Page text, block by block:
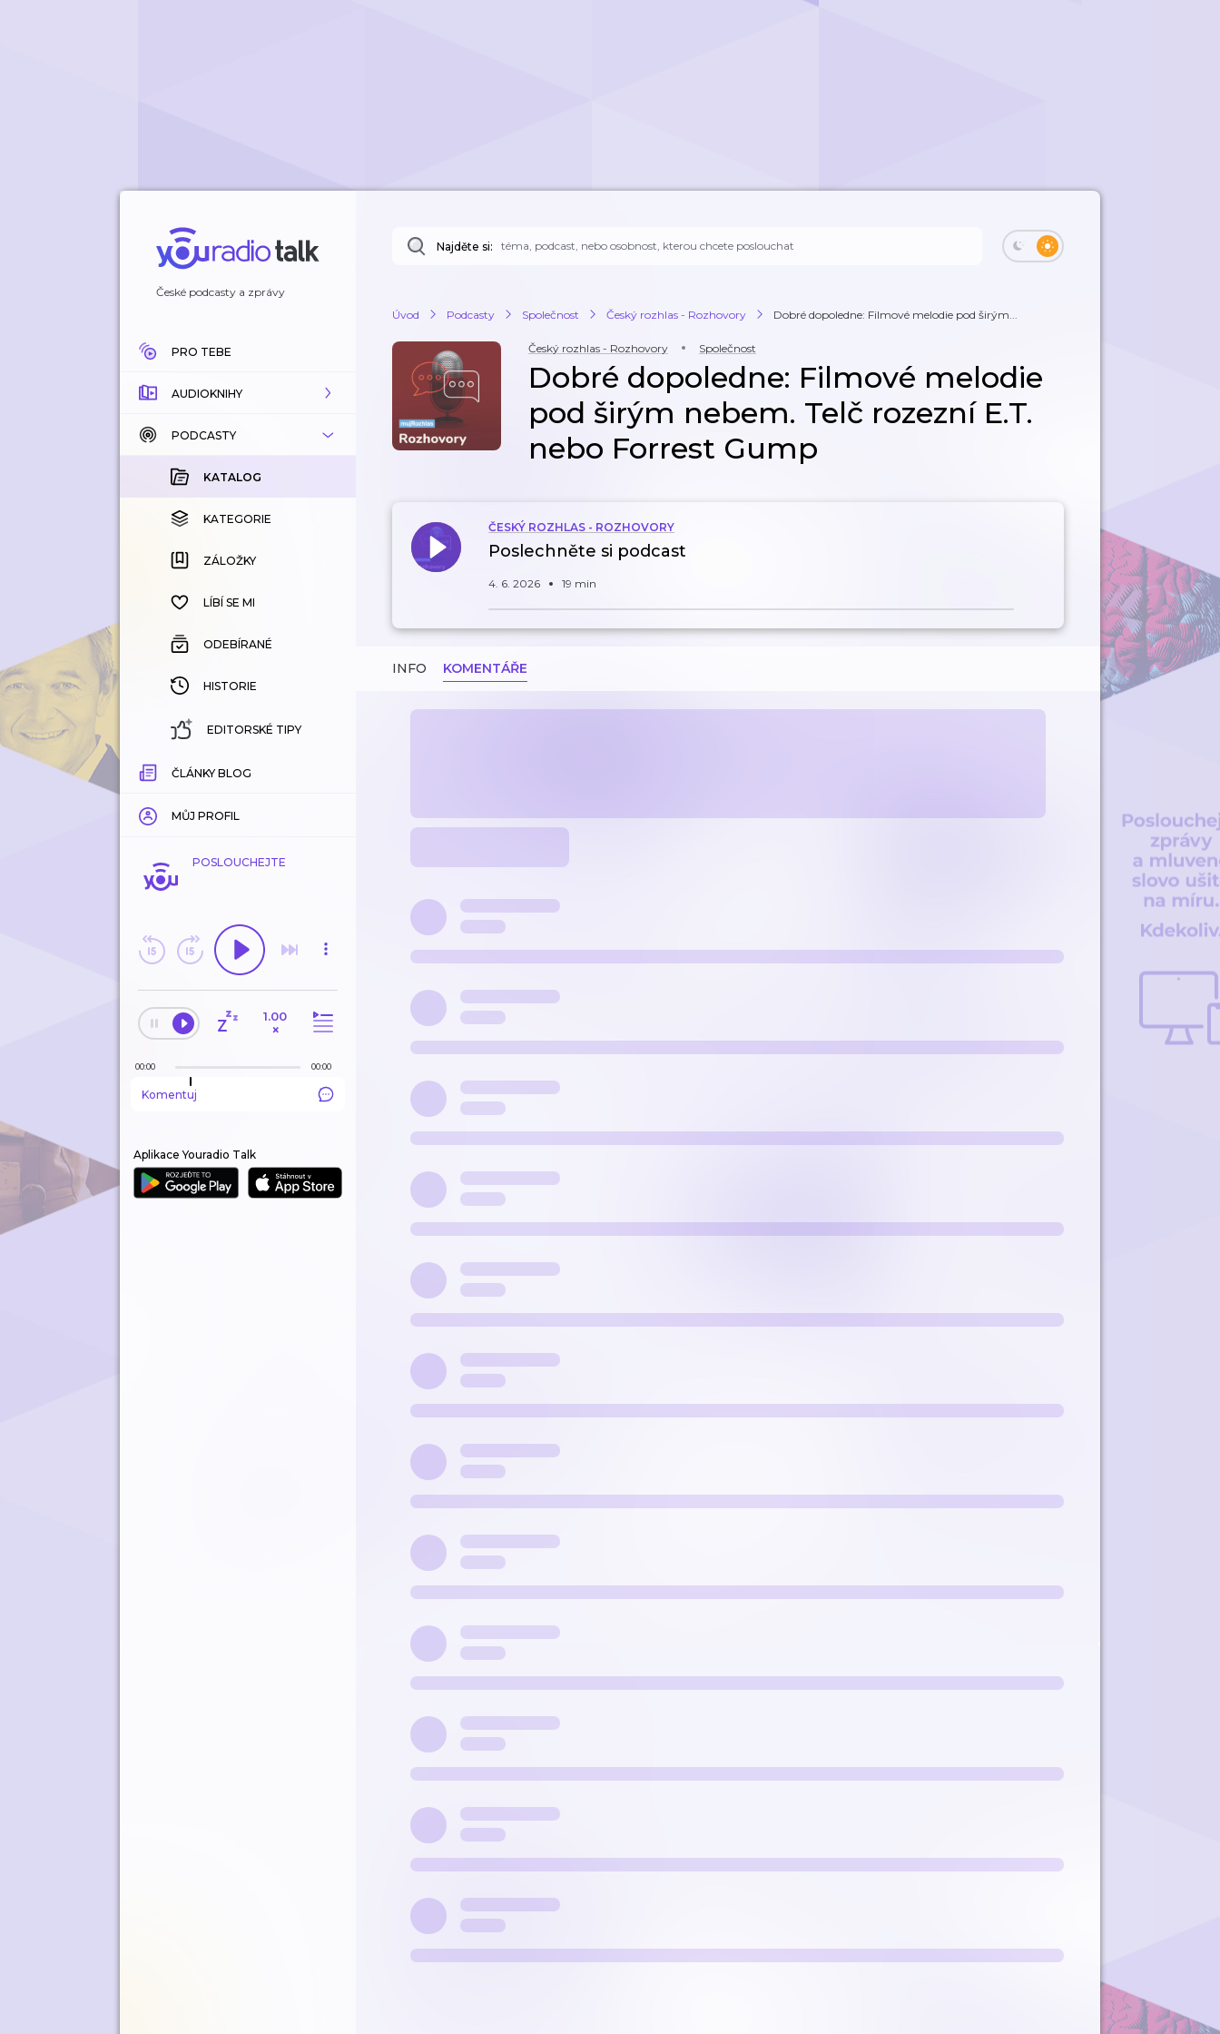
České podcasty a zprávy
PRO TEBE
AUDIOKNIHY
KATALOG
KOUPENÉ
KATEGORIE
ZÁLOŽKY
HISTORIE
PODCASTY
KATALOG
KATEGORIE
ZÁLOŽKY
LÍBÍ SE MI
ODEBÍRANÉ
HISTORIE
EDITORSKÉ TIPY
ČLÁNKY BLOG
MŮJ PROFIL
POSLOUCHEJTE
1.00
×
00:00 00:00
Komentuj
Aplikace Youradio Talk
Najděte si:
Úvod Podcasty Společnost Český rozhlas - Rozhovory Dobré dopoledne: Filmové melodie pod širým...
Český rozhlas - Rozhovory Společnost
Dobré dopoledne: Filmové melodie
pod širým nebem. Telč rozezní E.T.
nebo Forrest Gump
ČESKÝ ROZHLAS - ROZHOVORY
Poslechněte si podcast
4. 6. 2026 19 min
INFO KOMENTÁŘE